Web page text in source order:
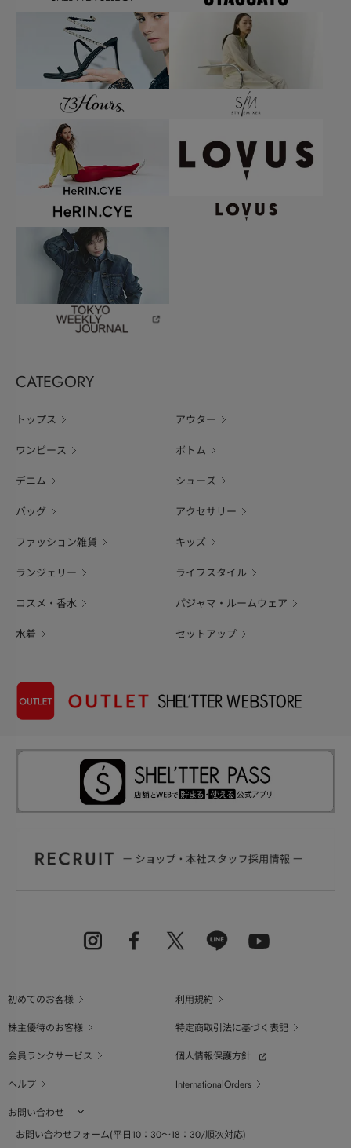
CATEGORY
トップス アウター
ワンピース ボトム
デニム シューズ
バッグ アクセサリー
ファッション雑貨 キッズ
ランジェリー ライフスタイル
コスメ・香水 パジャマ・ルームウェア
水着 セットアップ
初めてのお客様
利用規約
株主優待のお客様
特定商取引法に基づく表記
会員ランクサービス
個人情報保護方針
ヘルプ
InternationalOrders
お問い合わせ
お問い合わせフォーム(平日10：30～18：30/順次対応)